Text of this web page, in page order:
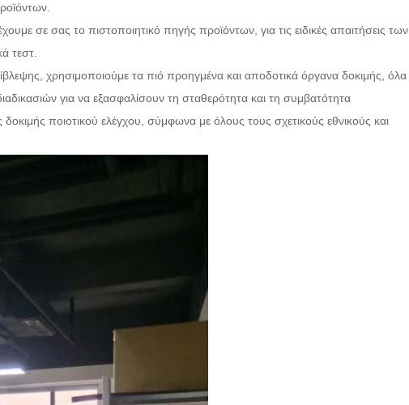
σε σας το πιστοποιητικό πηγής προϊόντων, για τις ειδικές απαιτήσεις των
τεστ.
χρησιμοποιούμε τα πιό προηγμένα και αποδοτικά όργανα δοκιμής, όλα
για να εξασφαλίσουν τη σταθερότητα και τη συμβατότητα
ποιοτικού ελέγχου, σύμφωνα με όλους τους σχετικούς εθνικούς και